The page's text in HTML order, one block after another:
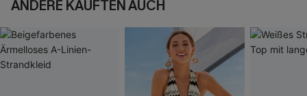
ANDERE KAUFTEN AUCH